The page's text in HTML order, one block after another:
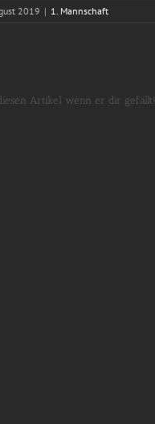
2019 | 1. Mannschaft
Artikel wenn er dir gefällt!